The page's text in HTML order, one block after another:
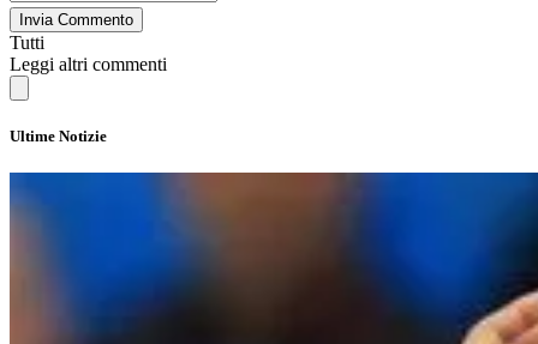
Invia Commento
Tutti
Leggi altri commenti
Ultime Notizie